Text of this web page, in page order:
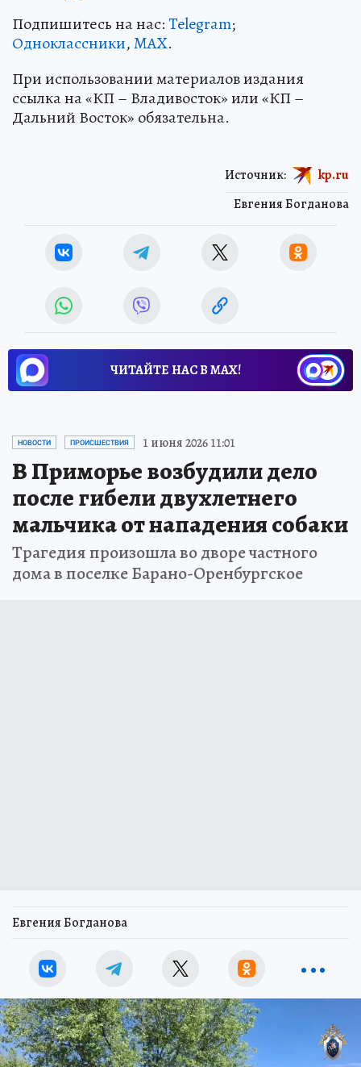
Подпишитесь на нас:Telegram;
Одноклассники,MAX.
При использовании материалов издания
ссылка на «КП – Владивосток» или «КП –
Дальний Восток» обязательна.
Евгения Богданова
Источник: kp.ru
ЧИТАЙТЕ НАС В МАХ!
НОВОСТИ ПРОИСШЕСТВИЯ 1 июня 2026 11:01
В Приморье возбудили дело
после гибели двухлетнего
мальчика от нападения собаки
Трагедия произошла во дворе частного
дома в поселке Барано-Оренбургское
Евгения Богданова